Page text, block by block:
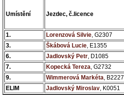
Umístění Jezdec, č.licence
1. Lorenzová Silvie, G2307
3.
Škábová Lucie, E1355
6.
Jadlovský Petr, D1085
7.
Kopecká Tereza, G2732
9.
Wimmerová Markéta, B2227
ELIM
Jadlovský Miroslav, K0051